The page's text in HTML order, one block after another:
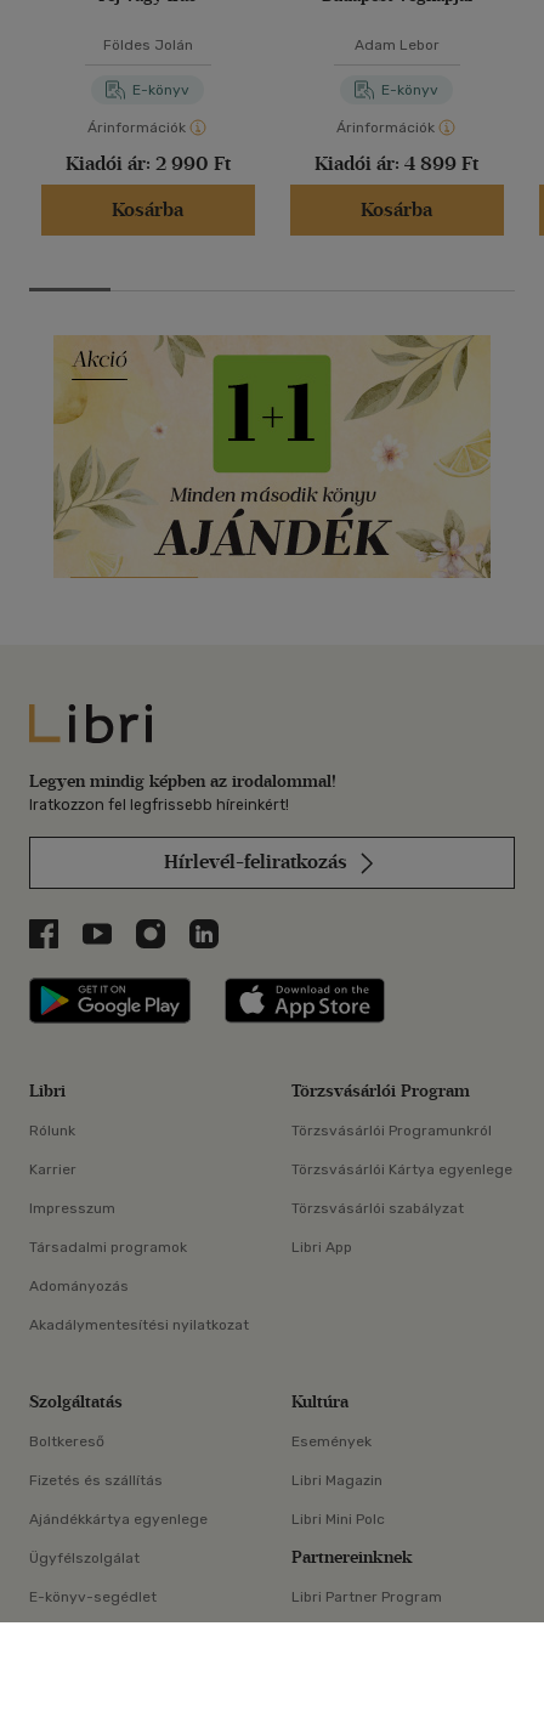
Földes Jolán
E-könyv
Árinformációk
Kiadói ár: 2 990 Ft
Kosárba
Adam Lebor
E-könyv
Árinformációk
Kiadói ár: 4 899 Ft
Kosárba
×
Libri
Legyen mindig képben az irodalommal!
Iratkozzon fel legfrissebb híreinkért!
Hírlevél-feliratkozás
Libri a Facebookon
Libri a Youtube-on
Libri az Instagramon
Libri a LinkedInen
Libri applikáció Szerezd meg: Google
Libri
Rólunk
Karrier
Impresszum
Társadalmi programok
Adományozás
Akadálymentesítési nyilatkozat
Törzsvásárlói Program
Törzsvásárlói Programunkról
Törzsvásárlói Kártya egyenlege
Törzsvásárlói szabályzat
Libri App
Szolgáltatás
Boltkereső
Fizetés és szállítás
Ajándékkártya egyenlege
Ügyfélszolgálat
E-könyv-segédlet
Kultúra
Események
Libri Magazin
Libri Mini Polc
Partnereinknek
Libri Partner Program